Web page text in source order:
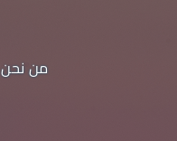
من نحن